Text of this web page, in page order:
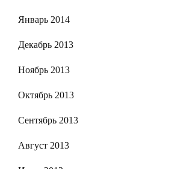
Январь 2014
Декабрь 2013
Ноябрь 2013
Октябрь 2013
Сентябрь 2013
Август 2013